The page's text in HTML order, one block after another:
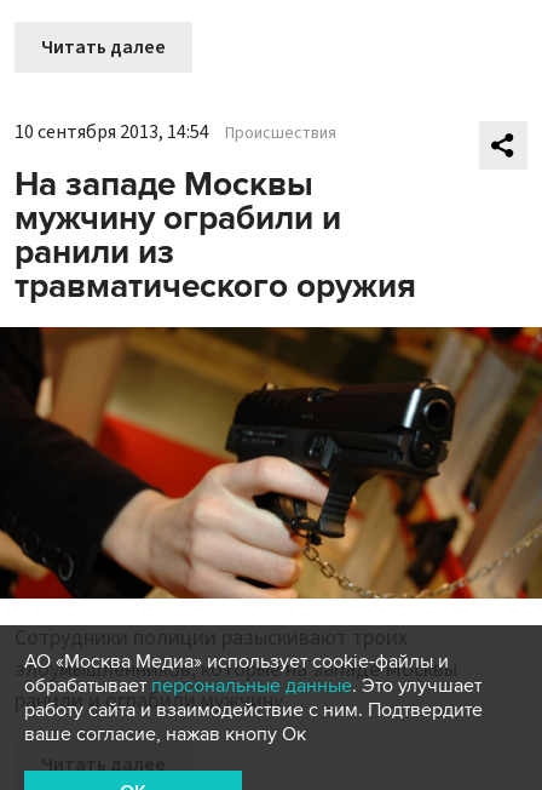
Читать далее
10 сентября 2013, 14:54 Происшествия
На западе Москвы
мужчину ограбили и
ранили из
травматического оружия
злоумышленников, которые на западе Москвы
ранили и ограбили мужчину.
Читать далее
АО «Москва Медиа» использует cookie-файлы и
обрабатывает персональные данные. Это улучшает
работу сайта и взаимодействие с ним. Подтвердите
ваше согласие, нажав кнопу Ок